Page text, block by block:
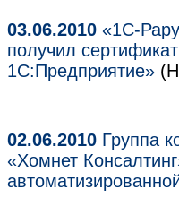
03.06.2010 «1С-
получил
1С:Предприятие»
02.06.2010 Группа
«Хомнет